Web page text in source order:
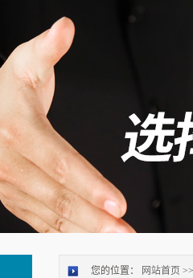
您的位置： 网站首页